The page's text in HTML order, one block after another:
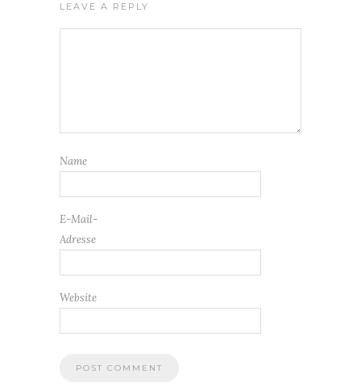
LEAVE A REPLY
Name
E-Mail-
Adresse
Website